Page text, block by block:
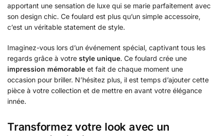
apportant une sensation de luxe qui se marie parfaitement avec
son design chic. Ce foulard est plus qu’un simple accessoire,
c’est un véritable statement de style.
Imaginez-vous lors d’un événement spécial, captivant tous les
regards grâce à votre style unique. Ce foulard crée une
impression mémorable et fait de chaque moment une
occasion pour briller. N’hésitez plus, il est temps d’ajouter cette
pièce à votre collection et de mettre en avant votre élégance
innée.
Transformez votre look avec un